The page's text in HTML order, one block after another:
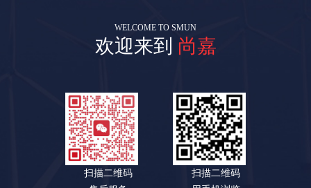
WELCOME TO SMUN
欢迎来到 尚嘉
扫描二维码
扫描二维码